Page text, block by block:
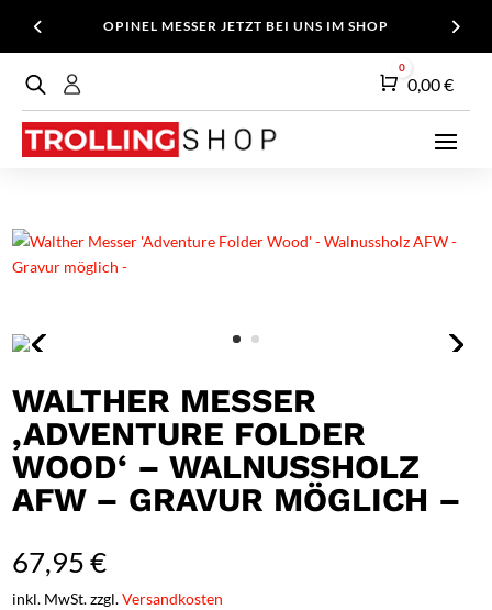
OPINEL MESSER JETZT BEI UNS IM SHOP
Warenkorb
0
0,00€
WALTHER MESSER
‚ADVENTURE FOLDER
WOOD‘ – WALNUSSHOLZ
AFW – GRAVUR MÖGLICH –
67,95€
inkl. MwSt. zzgl.Versandkosten